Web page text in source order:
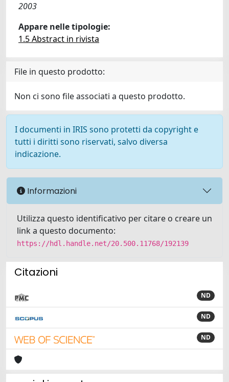
2003
Appare nelle tipologie:
1.5 Abstract in rivista
File in questo prodotto:
Non ci sono file associati a questo prodotto.
I documenti in IRIS sono protetti da copyright e
tutti i diritti sono riservati, salvo diversa
indicazione.
Informazioni
Utilizza questo identificativo per citare o creare un
link a questo documento:
https://hdl.handle.net/20.500.11768/192139
Citazioni
ND
ND
ND